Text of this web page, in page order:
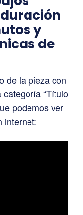
y
de
de la pieza con
“Título
podemos ver
internet: